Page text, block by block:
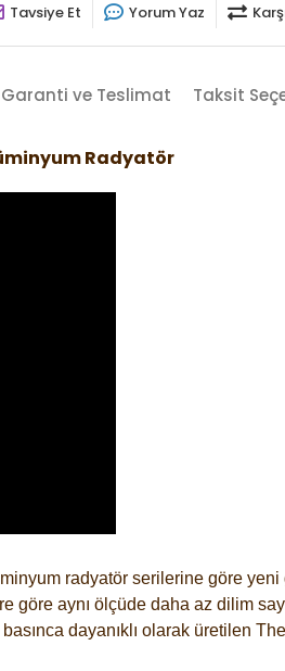
Tavsiye Et Yorum Yaz
Garanti ve Teslimat Taksit
Radyatör
radyatör serilerine göre
aynı ölçüde daha az dilim
dayanıklı olarak üretilen